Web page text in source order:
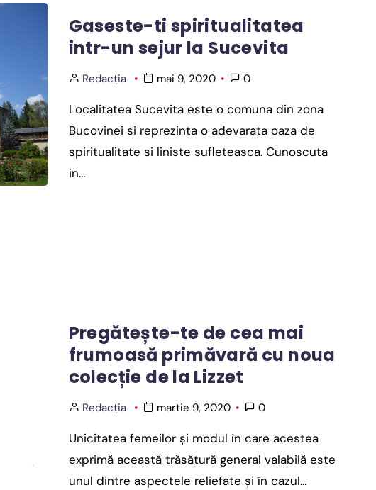
Gaseste-ti spiritualitatea
intr-un sejur la Sucevita
Redacția mai 9, 2020 0
Localitatea Sucevita este o comuna din zona
Bucovinei si reprezinta o adevarata oaza de
spiritualitate si liniste sufleteasca. Cunoscuta
in…
Pregătește-te de cea mai
frumoasă primăvară cu noua
colecție de la Lizzet
Redacția martie 9, 2020 0
Unicitatea femeilor și modul în care acestea
exprimă această trăsătură general valabilă este
unul dintre aspectele reliefate și în cazul…